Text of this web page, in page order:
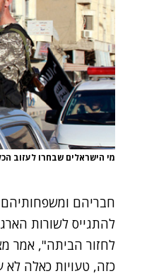
מי הישראלים שבחרו לעזוב
חבריהם
להתגייס לשורות
לחזור הביתה", אמר
כזה, טעויות כאלה לא